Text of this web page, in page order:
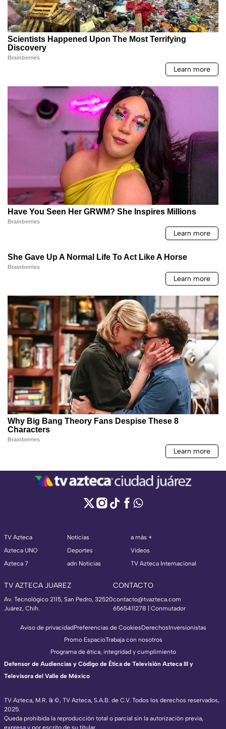
TV Azteca
Azteca UNO
Azteca 7
Noticias
Deportes
adn Noticias
a más +
Videos
TV Azteca Internacional
TV AZTECA JUAREZ
Av. Tecnológico 2115, San Pedro, 32520
Juárez, Chih.
CONTACTO
contacto@tvazteca.com
6565411278 | Conmutador
TV Azteca, M.R. & ©, TV Azteca, S.A.B. de C.V. Todos los derechos reservados,
2025.
Queda prohibida la reproducción total o parcial sin la autorización previa,
Aviso de privacidadPreferencias de CookiesDerechosInversionistas
Promo EspacioTrabaja con nosotros
Programa de ética, integridad y cumplimiento
Defensor de Audiencias y Código de Ética de Televisión Azteca III y
Televisora del Valle de México